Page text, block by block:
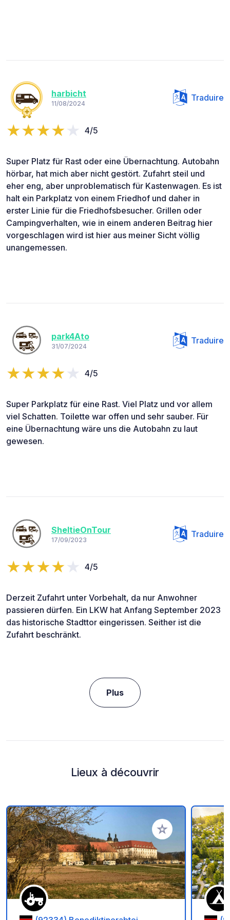
harbicht
11/08/2024
Traduire
4/5
Super Platz für Rast oder eine Übernachtung. Autobahn
hörbar, hat mich aber nicht gestört. Zufahrt steil und
eher eng, aber unproblematisch für Kastenwagen. Es ist
halt ein Parkplatz von einem Friedhof und daher in
erster Linie für die Friedhofsbesucher. Grillen oder
Campingverhalten, wie in einem anderen Beitrag hier
vorgeschlagen wird ist hier aus meiner Sicht völlig
unangemessen.
park4Ato
31/07/2024
Traduire
4/5
Super Parkplatz für eine Rast. Viel Platz und vor allem
viel Schatten. Toilette war offen und sehr sauber. Für
eine Übernachtung wäre uns die Autobahn zu laut
gewesen.
SheltieOnTour
17/09/2023
Traduire
4/5
Derzeit Zufahrt unter Vorbehalt, da nur Anwohner
passieren dürfen. Ein LKW hat Anfang September 2023
das historische Stadttor eingerissen. Seither ist die
Zufahrt beschränkt.
Plus
Lieux à découvrir
Ajouter à vos